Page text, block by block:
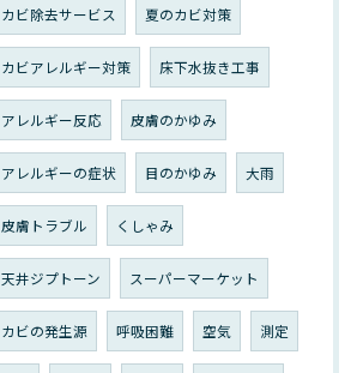
カビ除去サービス 夏のカビ対策
カビアレルギー対策 床下水抜き工事
アレルギー反応 皮膚のかゆみ
アレルギーの症状 目のかゆみ 大雨
皮膚トラブル くしゃみ
天井ジプトーン スーパーマーケット
カビの発生源 呼吸困難 空気 測定